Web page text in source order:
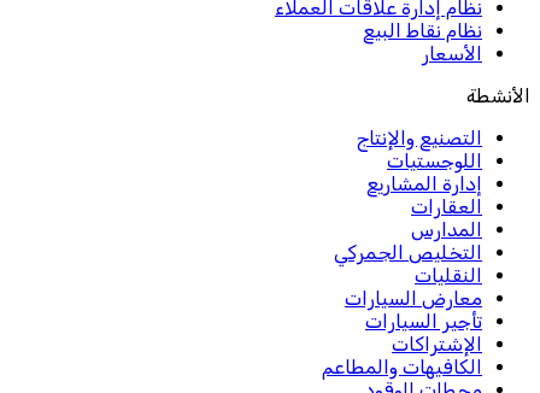
نظام إدارة علاقات العملاء
نظام نقاط البيع
الأسعار
الأنشطة
التصنيع والإنتاج
اللوجستيات
إدارة المشاريع
العقارات
المدارس
التخليص الجمركي
النقليات
معارض السيارات
تأجير السيارات
الإشتراكات
الكافيهات والمطاعم